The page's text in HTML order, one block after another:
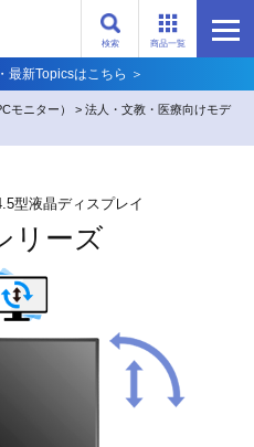
検索 商品一覧
最新Topicsはこちら ＞
モニター） >法人・文教・医療向けモデ
型液晶ディスプレイ
リーズ